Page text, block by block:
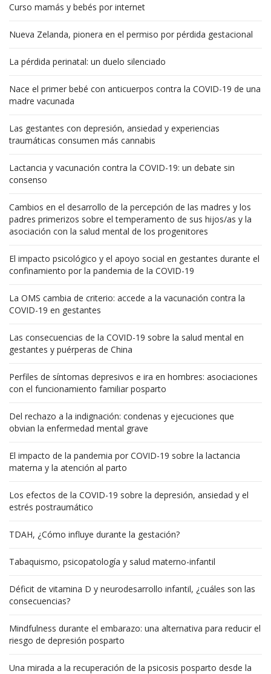
Curso mamás y bebés por internet
Nueva Zelanda, pionera en el permiso por pérdida gestacional
La pérdida perinatal: un duelo silenciado
Nace el primer bebé con anticuerpos contra la COVID-19 de una
madre vacunada
Las gestantes con depresión, ansiedad y experiencias
traumáticas consumen más cannabis
Lactancia y vacunación contra la COVID-19: un debate sin
consenso
Cambios en el desarrollo de la percepción de las madres y los
padres primerizos sobre el temperamento de sus hijos/as y la
asociación con la salud mental de los progenitores
El impacto psicológico y el apoyo social en gestantes durante el
confinamiento por la pandemia de la COVID-19
La OMS cambia de criterio: accede a la vacunación contra la
COVID-19 en gestantes
Las consecuencias de la COVID-19 sobre la salud mental en
gestantes y puérperas de China
Perfiles de síntomas depresivos e ira en hombres: asociaciones
con el funcionamiento familiar posparto
Del rechazo a la indignación: condenas y ejecuciones que
obvian la enfermedad mental grave
El impacto de la pandemia por COVID-19 sobre la lactancia
materna y la atención al parto
Los efectos de la COVID-19 sobre la depresión, ansiedad y el
estrés postraumático
TDAH, ¿Cómo influye durante la gestación?
Tabaquismo, psicopatología y salud materno-infantil
Déficit de vitamina D y neurodesarrollo infantil, ¿cuáles son las
consecuencias?
Mindfulness durante el embarazo: una alternativa para reducir el
riesgo de depresión posparto
Una mirada a la recuperación de la psicosis posparto desde la